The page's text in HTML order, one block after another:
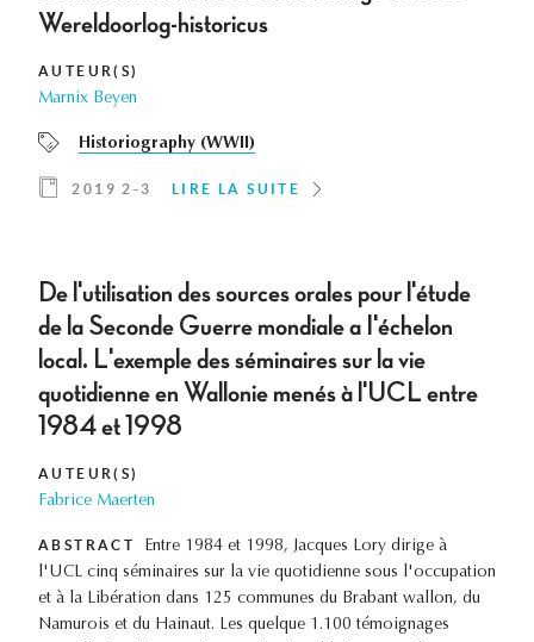
Wereldoorlog-historicus
AUTEUR(S)
Marnix Beyen
Historiography (WWII)
2019 2-3 LIRE LA SUITE
De l'utilisation des sources orales pour l'étude
de la Seconde Guerre mondiale a I'échelon
local. L'exemple des séminaires sur la vie
quotidienne en Wallonie menés à l'UCL entre
1984 et 1998
AUTEUR(S)
Fabrice Maerten
ABSTRACT
Entre 1984 et 1998, Jacques Lory dirige à
l'UCL cinq séminaires sur la vie quotidienne sous l'occupation
et à la Libération dans 125 communes du Brabant wallon, du
Namurois et du Hainaut. Les quelque 1.100 témoignages